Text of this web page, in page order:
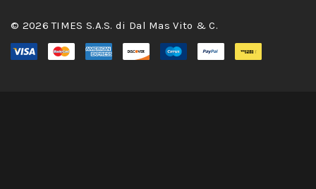
© 2026 TIMES S.A.S. di Dal Mas Vito & C.